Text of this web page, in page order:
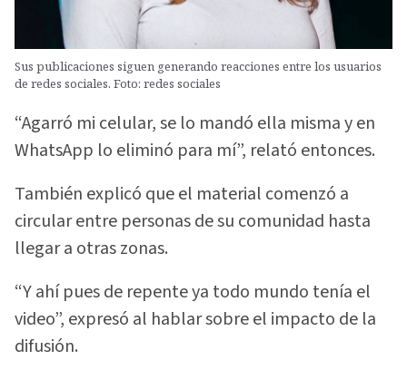
Sus publicaciones siguen generando reacciones entre los usuarios
de redes sociales. Foto: redes sociales
“Agarró mi celular, se lo mandó ella misma y en
WhatsApp lo eliminó para mí”, relató entonces.
También explicó que el material comenzó a
circular entre personas de su comunidad hasta
llegar a otras zonas.
“Y ahí pues de repente ya todo mundo tenía el
video”, expresó al hablar sobre el impacto de la
difusión.